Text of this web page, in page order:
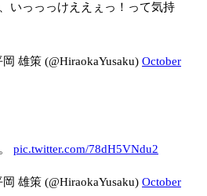
いっっっけええぇっ！って気持
雄策 (@HiraokaYusaku) October
pic.twitter.com/78dH5VNdu2
雄策 (@HiraokaYusaku) October